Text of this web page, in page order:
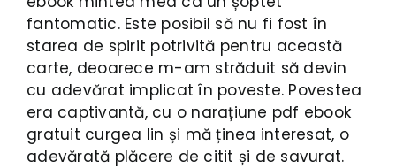
fantomatic. Este posibil să nu fi fost în
starea de spirit potrivită pentru această
carte, deoarece m-am străduit să devin
cu adevărat implicat în poveste. Povestea
era captivantă, cu o narațiune pdf ebook
gratuit curgea lin și mă ținea interesat, o
adevărată plăcere de citit și de savurat.